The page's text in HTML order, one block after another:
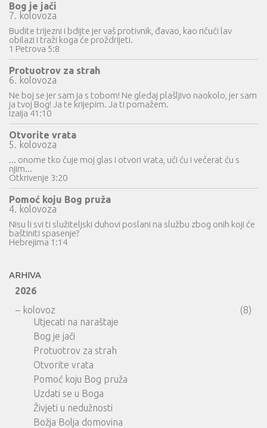
Bog je jači
7. kolovoza
Budite trijezni i bdijte jer vaš protivnik, đavao, kao ričući lav
obilazi i traži koga će proždrijeti.
1 Petrova 5:8
Protuotrov za strah
6. kolovoza
Ne boj se jer sam ja s tobom! Ne gledaj plašljivo naokolo, jer sam
ja tvoj Bog! Ja te krijepim. Ja ti pomažem.
Izaija 41:10
Otvorite vrata
5. kolovoza
... onome tko čuje moj glas i otvori vrata, ući ću i večerat ću s
njim...
Otkrivenje 3:20
Pomoć koju Bog pruža
4. kolovoza
Nisu li svi ti služiteljski duhovi poslani na službu zbog onih koji će
baštiniti spasenje?
Hebrejima 1:14
ARHIVA
2026
– kolovoz
(8)
Utjecati na naraštaje
Bog je jači
Protuotrov za strah
Otvorite vrata
Pomoć koju Bog pruža
Uzdati se u Boga
Živjeti u nedužnosti
Božja Bolja domovina